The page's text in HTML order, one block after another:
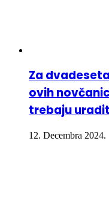
Za
ovih
trebaju
12. Decembra 2024.